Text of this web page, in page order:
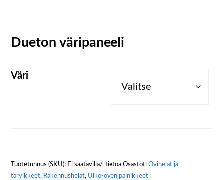
Dueton väripaneeli
Väri
Tuotetunnus (SKU): Ei saatavilla/-tietoa Osastot:Ovihelat ja -
tarvikkeet, Rakennushelat, Ulko-oven painikkeet